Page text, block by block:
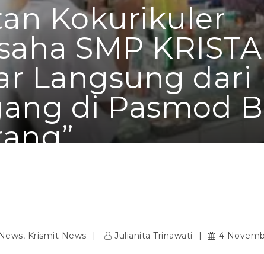
Kokurikuler
SMP
Langsung dari
di Pasmod
, Krismit News Julianita Trinawati 4